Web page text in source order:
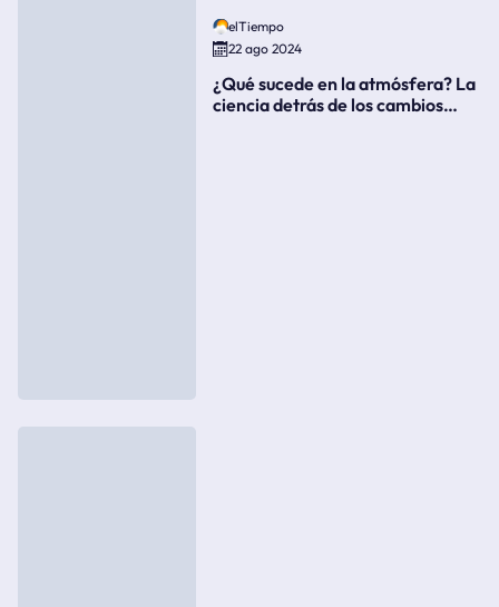
elTiempo
22 ago 2024
¿Qué sucede en la atmósfera? La
ciencia detrás de los cambios